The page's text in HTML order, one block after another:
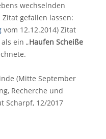
wechselnden
gefallen lassen:
vom 12.12.2014) Zitat
ein „Haufen Scheiße
(Mitte September
Recherche und
Scharpf, 12/2017